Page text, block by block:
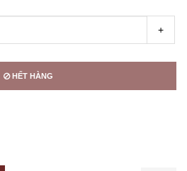
+
HẾT HÀNG